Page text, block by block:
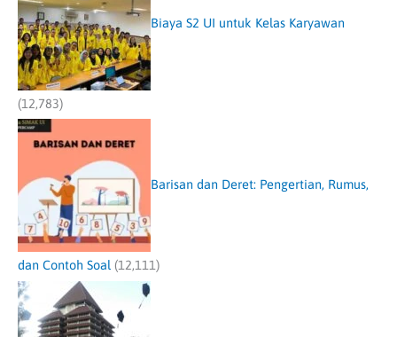
Biaya S2 UI untuk Kelas Karyawan
(12,783)
Barisan dan Deret: Pengertian, Rumus,
dan Contoh Soal (12,111)